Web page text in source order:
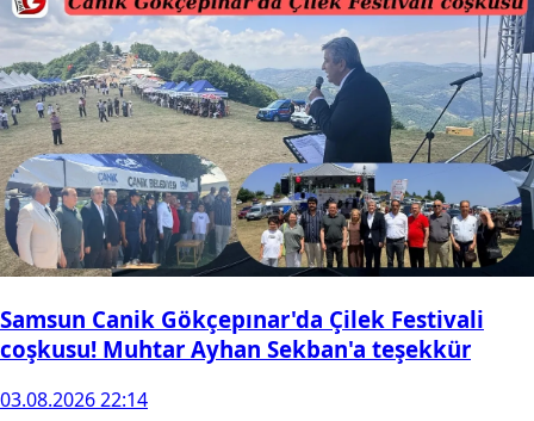
Samsun Canik Gökçepınar'da Çilek Festivali
coşkusu! Muhtar Ayhan Sekban'a teşekkür
03.08.2026 22:14